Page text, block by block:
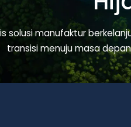
solusi manufaktur
transisi menuju masa